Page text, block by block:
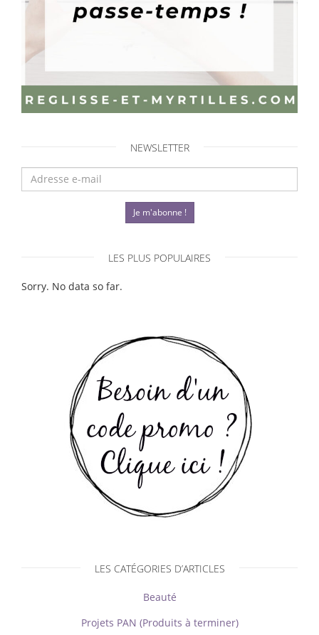
NEWSLETTER
Je m'abonne !
LES PLUS POPULAIRES
Sorry. No data so far.
LES CATÉGORIES D’ARTICLES
Beauté
Projets PAN (Produits à terminer)